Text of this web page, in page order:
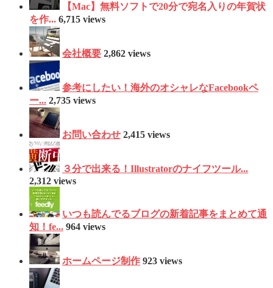
【Mac】無料ソフトで20分で宛名入りの年賀状
を作... 6,715 views
会社概要 2,862 views
参考にしたい！海外のオシャレなFacebookペ
ー... 2,735 views
お問い合わせ 2,415 views
３分で出来る！Illustratorのナイフツール...
2,312 views
いつも読んでるブログの新着記事をまとめて通
知！fe... 964 views
ホームページ制作 923 views